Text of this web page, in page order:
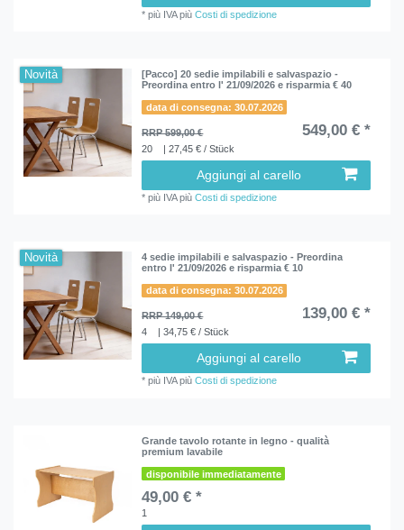
*più IVApiùCosti di spedizione
Novità
[Pacco] 20 sedie impilabili e salvaspazio -
Preordina entro l' 21/09/2026 e risparmia € 40
data di consegna: 30.07.2026
RRP 599,00 € 549,00 € *
20 | 27,45 € / Stück
Aggiungi al carello
*più IVApiùCosti di spedizione
Novità
4 sedie impilabili e salvaspazio - Preordina
entro l' 21/09/2026 e risparmia € 10
data di consegna: 30.07.2026
RRP 149,00 € 139,00 € *
4 | 34,75 € / Stück
Aggiungi al carello
*più IVApiùCosti di spedizione
Grande tavolo rotante in legno - qualità
premium lavabile
disponibile immediatamente
49,00 € *
1